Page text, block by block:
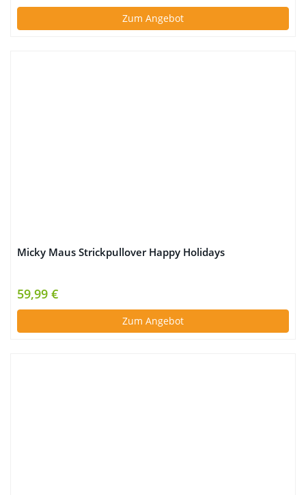
Zum Angebot
Micky Maus Strickpullover Happy Holidays
59,99 €
Zum Angebot